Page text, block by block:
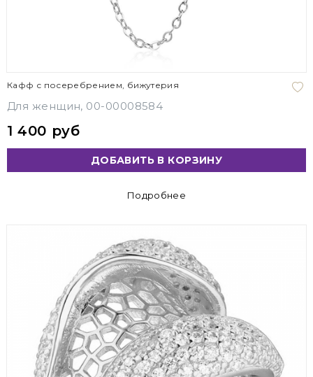
Кафф с посеребрением, бижутерия
Для женщин, 00-00008584
1 400 руб
ДОБАВИТЬ В КОРЗИНУ
Подробнее